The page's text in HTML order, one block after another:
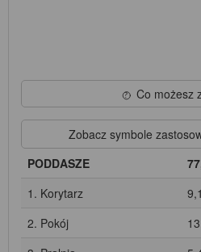
Co możesz
Zobacz symbole
PODDASZE
1. Korytarz
2. Pokój